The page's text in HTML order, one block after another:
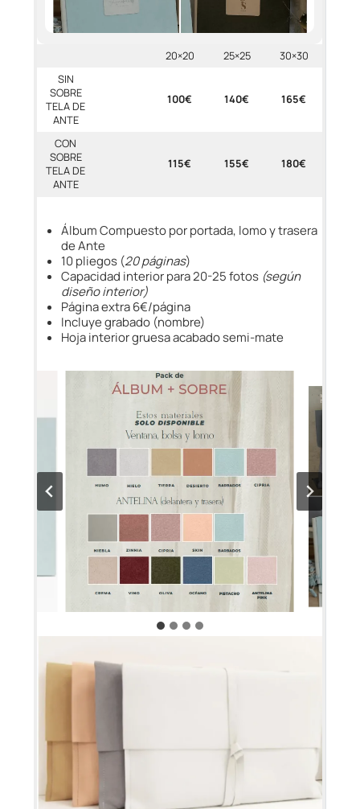
20×20 25×25
30×30
SIN
SOBRE
TELA DE
ANTE
100€ 140€ 165€
CON
SOBRE
TELA DE
ANTE
115€ 155€ 180€
Álbum Compuesto por portada, lomo y trasera
de Ante
10 pliegos (20 páginas)
Capacidad interior para 20-25 fotos (según
diseño interior)
Página extra 6€/página
Incluye grabado (nombre)
Hoja interior gruesa acabado semi-mate